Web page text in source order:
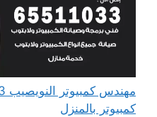
كمبيوتر بالمنزل